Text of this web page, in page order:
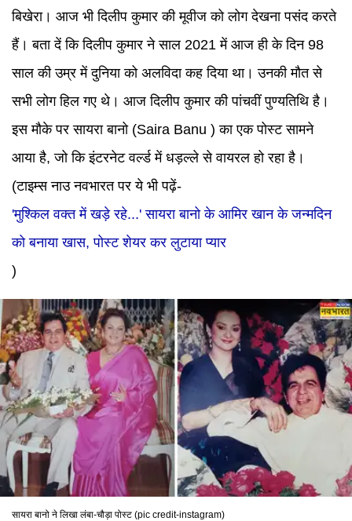
बिखेरा। आज भी दिलीप कुमार की मूवीज को लोग देखना पसंद करते
हैं। बता दें कि दिलीप कुमार ने साल 2021 में आज ही के दिन 98
साल की उम्र में दुनिया को अलविदा कह दिया था। उनकी मौत से
सभी लोग हिल गए थे। आज दिलीप कुमार की पांचवीं पुण्यतिथि है।
इस मौके पर सायरा बानो (Saira Banu ) का एक पोस्ट सामने
आया है, जो कि इंटरनेट वर्ल्ड में धड़ल्ले से वायरल हो रहा है।
(टाइम्स नाउ नवभारत पर ये भी पढ़ें-
'मुश्किल वक्त में खड़े रहे...' सायरा बानो के आमिर खान के जन्मदिन
को बनाया खास, पोस्ट शेयर कर लुटाया प्यार
)
सायरा बानो ने लिखा लंबा-चौड़ा पोस्ट (pic credit-instagram)